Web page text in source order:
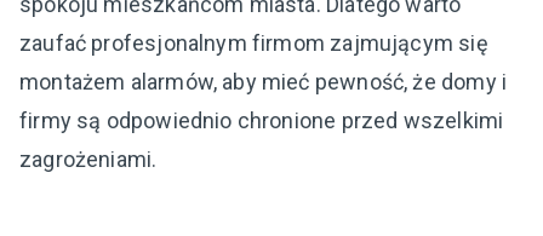
zaufać profesjonalnym firmom zajmującym się
montażem alarmów, aby mieć pewność, że domy i
firmy są odpowiednio chronione przed wszelkimi
zagrożeniami.